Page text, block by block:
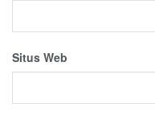
Situs Web